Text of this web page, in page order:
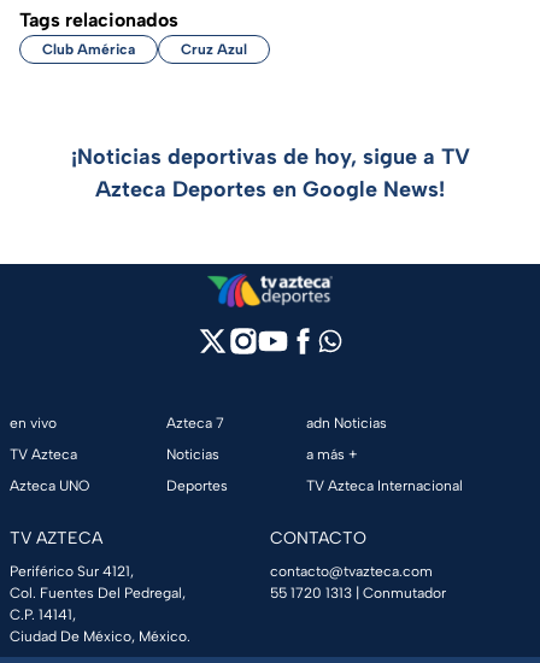
Tags relacionados
Club América Cruz Azul
¡Noticias deportivas de hoy, sigue a TV
Azteca Deportes en Google News!
en vivo
TV Azteca
Azteca UNO
Azteca 7
Noticias
Deportes
adn Noticias
a más +
TV Azteca Internacional
TV AZTECA
Periférico Sur 4121,
Col. Fuentes Del Pedregal,
C.P. 14141,
Ciudad De México, México.
CONTACTO
contacto@tvazteca.com
55 1720 1313 | Conmutador